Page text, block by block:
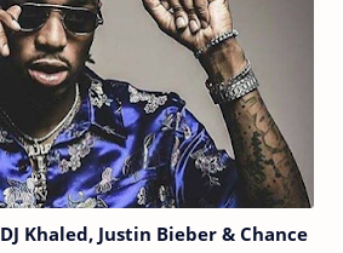
DJ Khaled, Justin Bieber & Chance